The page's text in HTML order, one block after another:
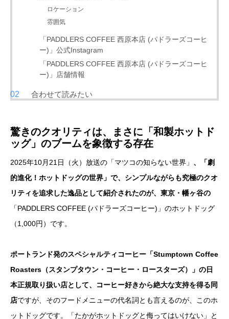
ロケーション
雰囲気
「PADDLERS COFFEE 西原本店 (パドラーズコーヒ
ー)」公式Instagram
「PADDLERS COFFEE 西原本店 (パドラーズコーヒ
ー)」店舗情報
合わせて読みたい
驚きのクオリティは、まさに「和製ホットド
ッグ」のブームを象徴する存在
2025年10月21日（火）放送の「マツコの知らない世界」 、「劇
的進化！ホットドッグの世界」で、シンプルながらも究極のクオ
リティを追求した逸品として紹介されたのが、東京・幡ヶ谷の
「PADDLERS COFFEE (パドラーズコーヒー)」のホットドッグ
（1,000円）です。
ポートランド発のスペシャルティコーヒー「Stumptown Coffee
Roasters（スタンプタウン・コーヒー・ロースターズ）」の日
本正規取り扱い店として、コーヒー好きから絶大な支持を得る同
店ですが、そのフードメニューの代名詞とも言えるのが、このホ
ットドッグです。「たかがホットドッグと侮ってはいけない」と